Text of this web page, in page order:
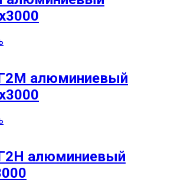
алюминиевый
алюминиевый